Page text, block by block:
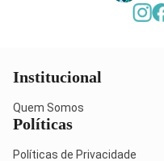
Institucional
Quem Somos
Políticas
Políticas de Privacidade